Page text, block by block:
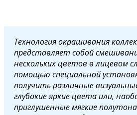
Технология окрашивания
представляет собой
нескольких цветов в лицевом
помощью специальной
получить различные
глубокие яркие цвета или,
приглушенные мягкие